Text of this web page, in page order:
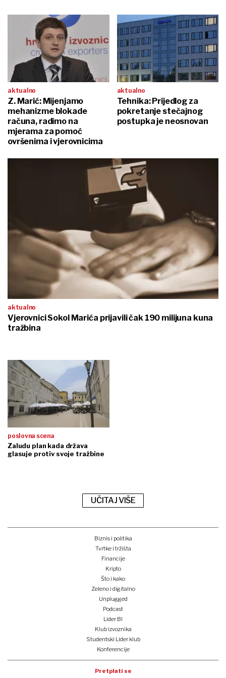
aktualno
Z. Marić: Mijenjamo
mehanizme blokade
računa, radimo na
mjerama za pomoć
ovršenima i vjerovnicima
aktualno
Tehnika: Prijedlog za
pokretanje stečajnog
postupka je neosnovan
aktualno
Vjerovnici Sokol Marića prijavili čak 190 milijuna kuna
tražbina
poslovna scena
Zaludu plan kada država
glasuje protiv svoje tražbine
UČITAJ VIŠE
Biznis i politika
Tvrtke i tržišta
Financije
Kripto
Što i kako
Zeleno i digitalno
Unplugged
Podcast
Lider BI
Klub izvoznika
Studentski Lider klub
Konferencije
Pretplati se